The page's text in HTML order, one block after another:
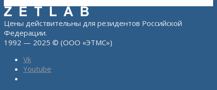
Цены действительны для резидентов Российской
Федерации.
1992 — 2025 © (ООО «ЭТМС»)
Vk
Youtube